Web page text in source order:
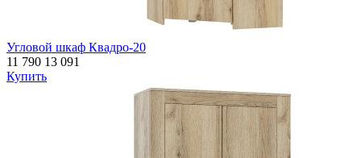
Угловой шкаф Квадро-20
11 790 13 091
Купить